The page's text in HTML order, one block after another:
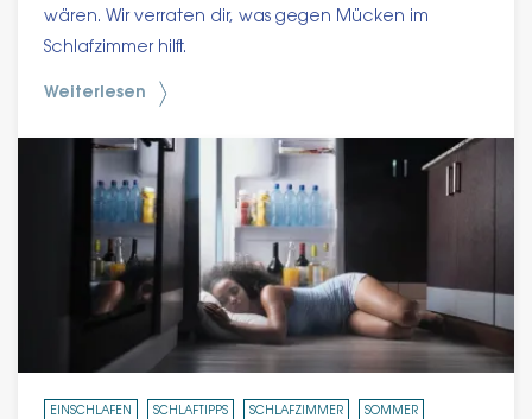
wären. Wir verraten dir, was gegen Mücken im
Schlafzimmer hilft.
Weiterlesen
EINSCHLAFEN SCHLAFTIPPS SCHLAFZIMMER SOMMER